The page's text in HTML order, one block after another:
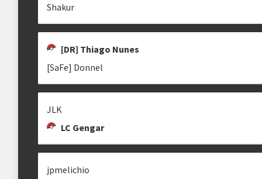
Estrutura das chaves
Etapa única Chaves mata-mata
Shakur
[DR] Thiago Nunes
[SaFe] Donnel
JLK
LC Gengar
jpmelichio